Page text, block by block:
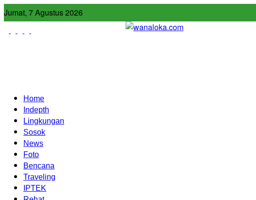
Jumat, 7 Agustus 2026
Home
Indepth
Lingkungan
Sosok
News
Foto
Bencana
Traveling
IPTEK